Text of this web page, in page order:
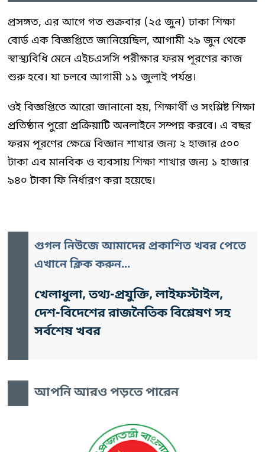
প্রসঙ্গত, এর আগে গত শুক্রবার (২৫ জুন) ঢাকা শিক্ষা
বোর্ড এক বিজ্ঞপ্তিতে জানিয়েছিল, আগামী ২৯ জুন থেকে
স্বাস্থ্যবিধি মেনে এইচএসসি পরীক্ষার ফরম পূরণের কাজ
শুরু হবে। যা চলবে আগামী ১১ জুলাই পর্যন্ত।
ওই বিজ্ঞপ্তিতে আরো জানানো হয়, শিক্ষার্থী ও সংশ্লিষ্ট শিক্ষা
প্রতিষ্ঠান পুরো প্রক্রিয়াটি অনলাইনে সম্পন্ন করবে। এ বছর
ফরম পূরণের ক্ষেত্রে বিজ্ঞান শাখার জন্য ২ হাজার ৫০০
টাকা এব মানবিক ও ব্যবসায় শিক্ষা শাখার জন্য ১ হাজার
৯৪০ টাকা ফি নির্ধারণ করা হয়েছে।
গুগল নিউজে আমাদের প্রকাশিত খবর পেতে
এখানে ক্লিক করুন...
খেলাধুলা, তথ্য-প্রযুক্তি, লাইফস্টাইল,
দেশ-বিদেশের রাজনৈতিক বিশ্লেষণ সহ
সর্বশেষ খবর
আপনি আরও পড়তে পারেন